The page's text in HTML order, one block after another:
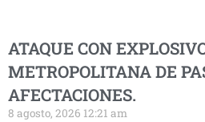
ATAQUE CON
METROPOLITANA DE
AFECTACIONES.
8 agosto, 2026 12:21 am